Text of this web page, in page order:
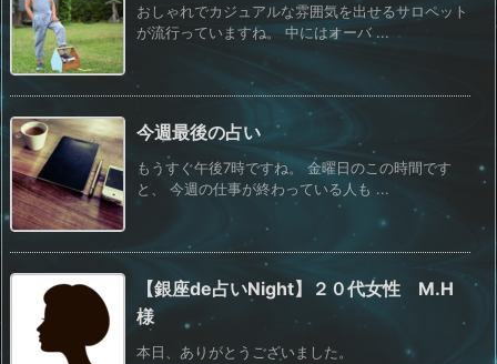
おしゃれでカジュアルな雰囲気を出せるサロペット
が流行っていますね。 中にはオーバ ...
今週最後の占い
もうすぐ午後7時ですね。 金曜日のこの時間です
と、 今週の仕事が終わっている人も ...
【銀座de占いNight】２０代女性 M.H
様
本日、ありがとうございました。